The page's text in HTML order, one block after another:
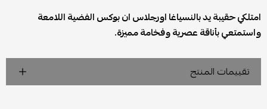
امتلكي حقيبة يد بالنسياغا اورجلاس ان بوكس الفضية اللامعة
واستمتعي بأناقة عصرية وفخامة مميزة.
تقييمات المنتج